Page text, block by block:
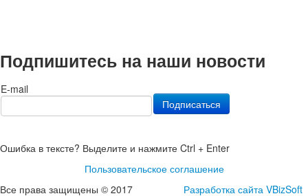
Подпишитесь на наши новости
E-mail
Ошибка в тексте? Выделите и нажмите Ctrl + Enter
Пользовательское соглашение
Все права защищены © 2017
Разработка сайта VBizSoft